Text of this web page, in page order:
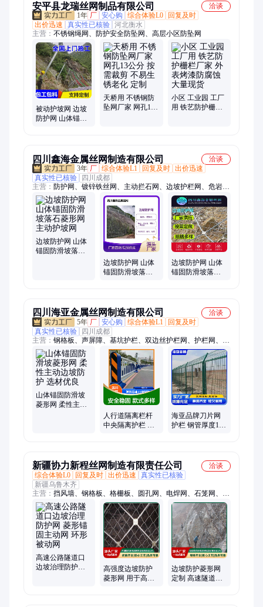
安平县龙瑞丝网制品有限公司
洽谈
1年 厂 安心购 综合体验L0
回复及时
出价迅速
真实性已核验 河北衡水
主营： 不锈钢绳网、防护安全防坠网、高层小区防坠网
被动护坡网 边坡
防护网 山体锚固
天桥用 不锈钢防
坠网厂家 网孔13
小区 工业园 工厂
用 铁艺防护栅栏
四川鑫海金属丝网制造有限公司
洽谈
3年 厂 综合体验L1 回复及时 出价迅速
真实性已核验
四川成都
主营： 防护网、镀锌铁丝网、主动拦石网、边坡护栏网、危岩包
裹缠绕网、高速公路拦截网、钢丝绳、矿山防滚石防护
边坡防护网 山体
锚固防滑坡落石
边坡防护网 山体
锚固防滑坡落石
边坡防护网 山体
锚固防滑坡落石
四川海亚金属丝网制造有限公司
洽谈
5年 厂 安心购 综合体验L1
回复及时
真实性已核验
四川成都
主营： 钢格板、声屏障、基坑护栏、双边丝护栏网、护栏网、边
坡防护网、石笼网、电焊网、防盗网、金属编织网、柔性揽索护
栏网、框网护栏、建筑网片、主动边坡防护网、被动边坡防护
网、围栏网、隔离网、护栏网厂家、铁丝网围栏、格宾石笼网、
镀锌围栏、锌钢护栏、桃形柱护栏、双边丝护栏
山体锚固防滑坡
菱形网 柔性主动
人行道隔离栏杆
中央隔离护栏 热
海亚品牌刀片网
护栏 钢管厚度1.5-
新疆协力新程丝网制造有限责任公司
洽谈
综合体验L0
回复及时 出价迅速
真实性已核验
新疆乌鲁木齐
主营： 挡风墙、钢格板、格栅板、圆孔网、电焊网、石笼网、钢
板网、格宾网、围栏网、防护网、荷兰网、防风网、冲孔网、草
原网、牛栏网、护栏网、井盖板、钢格栅、花纹板、地沟盖板、
踏步楼梯、地漏格栅、木塑地板、围墙围栏、拼接盖板
高速公路隧道口
边坡治理防护网
高强度边坡防护
菱形网 用于高速
边坡防护菱形网
定制 高速隧道口